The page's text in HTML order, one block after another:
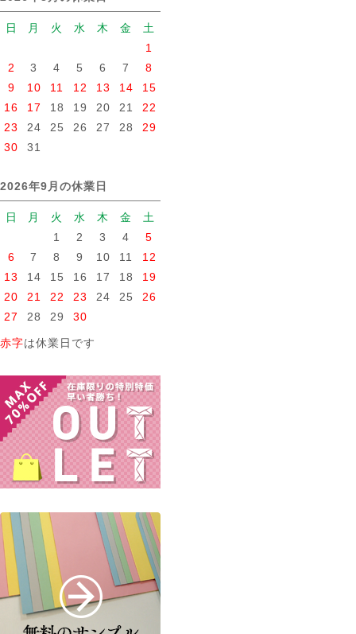
日 月 火 水 木 金
土
1
2
3 4 5 6 7
8
9
10 11 12 13 14
15
16
17 18 19 20 21
22
23
24 25 26 27 28
29
30
31
2026年9月の休業日
日 月 火 水 木 金
土
1
2 3 4
5
6
7 8 9 10 11
12
13
14 15 16 17 18
19
20
21 22 23 24 25
26
27
28 29 30
赤字は休業日です